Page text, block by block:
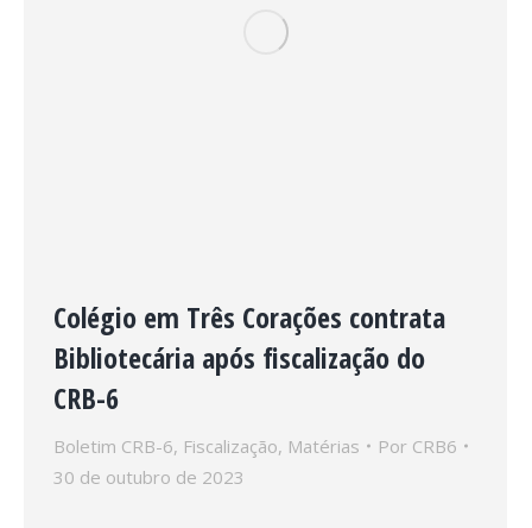
Colégio em Três Corações contrata
Bibliotecária após fiscalização do
CRB-6
Boletim CRB-6, Fiscalização, Matérias Por CRB6
30 de outubro de 2023